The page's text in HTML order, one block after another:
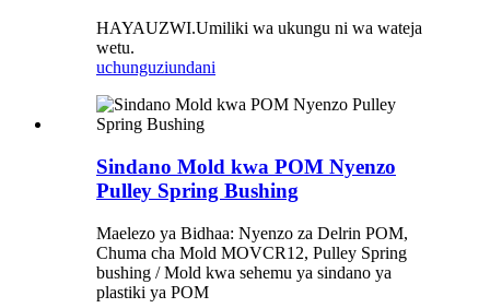
HAYAUZWI.Umiliki wa ukungu ni wa wateja
wetu.
uchunguziundani
Sindano Mold kwa POM Nyenzo
Pulley Spring Bushing
Maelezo ya Bidhaa: Nyenzo za Delrin POM,
Chuma cha Mold MOVCR12, Pulley Spring
bushing / Mold kwa sehemu ya sindano ya
plastiki ya POM